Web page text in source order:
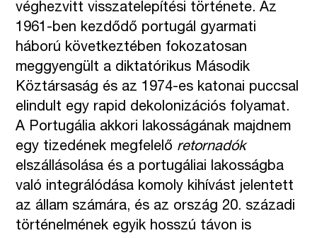
véghezvitt visszatelepítési története. Az
1961-ben kezdődő portugál gyarmati
háború következtében fokozatosan
meggyengült a diktatórikus Második
Köztársaság és az 1974-es katonai puccsal
elindult egy rapid dekolonizációs folyamat.
A Portugália akkori lakosságának majdnem
egy tizedének megfelelő retornadók
elszállásolása és a portugáliai lakosságba
való integrálódása komoly kihívást jelentett
az állam számára, és az ország 20. századi
történelmének egyik hosszú távon is